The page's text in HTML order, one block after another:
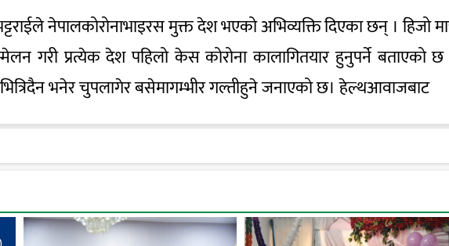
नेपालकोरोनाभाइरस मुक्त देश भएको अभिव्यक्ति दिएका छन् । हिजो
गरी प्रत्येक देश पहिलो केस कोरोना कालागितयार हुनुपर्ने बताएको
भनेर चुपलागेर बसेमागम्भीर गल्तीहुने जनाएको छ। हेल्थआवाजबाट